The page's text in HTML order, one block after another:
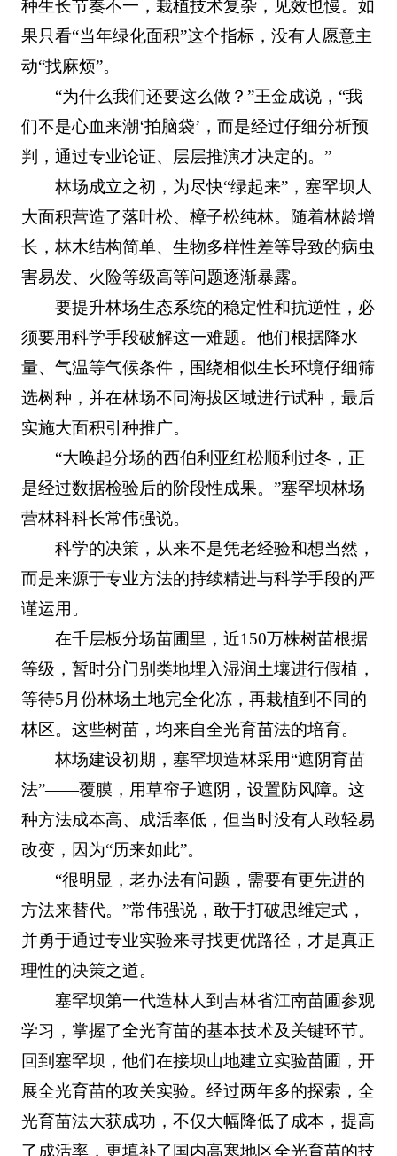
种生长节奏不一，栽植技术复杂，见效也慢。如
果只看“当年绿化面积”这个指标，没有人愿意主
动“找麻烦”。
“为什么我们还要这么做？”王金成说，“我
们不是心血来潮‘拍脑袋’，而是经过仔细分析预
判，通过专业论证、层层推演才决定的。”
林场成立之初，为尽快“绿起来”，塞罕坝人
大面积营造了落叶松、樟子松纯林。随着林龄增
长，林木结构简单、生物多样性差等导致的病虫
害易发、火险等级高等问题逐渐暴露。
要提升林场生态系统的稳定性和抗逆性，必
须要用科学手段破解这一难题。他们根据降水
量、气温等气候条件，围绕相似生长环境仔细筛
选树种，并在林场不同海拔区域进行试种，最后
实施大面积引种推广。
“大唤起分场的西伯利亚红松顺利过冬，正
是经过数据检验后的阶段性成果。”塞罕坝林场
营林科科长常伟强说。
科学的决策，从来不是凭老经验和想当然，
而是来源于专业方法的持续精进与科学手段的严
谨运用。
在千层板分场苗圃里，近150万株树苗根据
等级，暂时分门别类地埋入湿润土壤进行假植，
等待5月份林场土地完全化冻，再栽植到不同的
林区。这些树苗，均来自全光育苗法的培育。
林场建设初期，塞罕坝造林采用“遮阴育苗
法”——覆膜，用草帘子遮阴，设置防风障。这
种方法成本高、成活率低，但当时没有人敢轻易
改变，因为“历来如此”。
“很明显，老办法有问题，需要有更先进的
方法来替代。”常伟强说，敢于打破思维定式，
并勇于通过专业实验来寻找更优路径，才是真正
理性的决策之道。
塞罕坝第一代造林人到吉林省江南苗圃参观
学习，掌握了全光育苗的基本技术及关键环节。
回到塞罕坝，他们在接坝山地建立实验苗圃，开
展全光育苗的攻关实验。经过两年多的探索，全
光育苗法大获成功，不仅大幅降低了成本，提高
了成活率，更填补了国内高寒地区全光育苗的技